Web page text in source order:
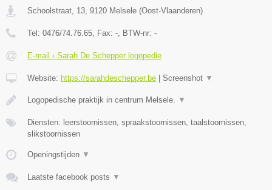
Schoolstraat, 13, 9120 Melsele (Oost-Vlaanderen)
Tel: 0476/74.76.65, Fax: -, BTW-nr: -
E-mail › Sarah De Schepper logopedie
Website: https://sarahdeschepper.be Screenshot ▼
Logopedische praktijk in centrum Melsele. ▼
Diensten: leerstoornissen, spraakstoornissen, taalstoornissen,
slikstoornissen
Openingstijden ▼
Laatste facebook posts ▼